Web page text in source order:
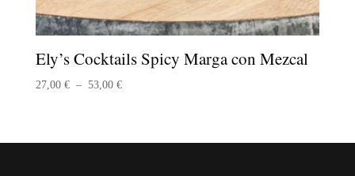
Ely’s Cocktails Spicy Marga con Mezcal
27,00 € – 53,00 €Plage